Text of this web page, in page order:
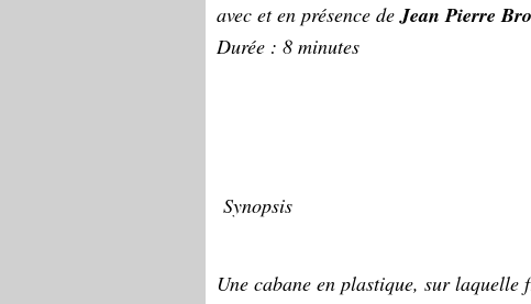
avec et en présence deJean Pierre
Durée : 8 minutes
Synopsis
Une cabane en plastique, sur laquelle